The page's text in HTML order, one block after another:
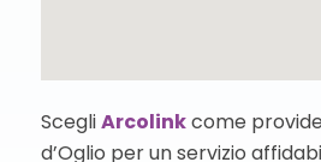
ScegliArcolinkcome
d’Oglio per un servizio